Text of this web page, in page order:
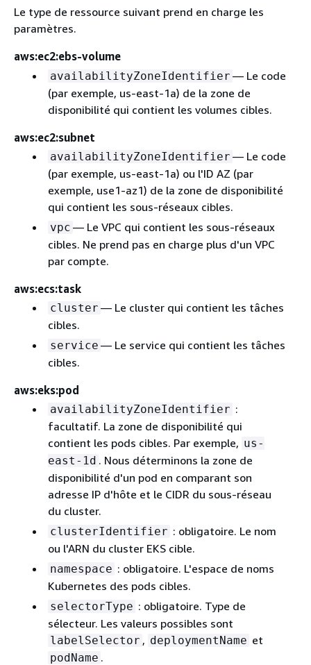
Le type de ressource suivant prend en charge les
paramètres.
aws:ec2:ebs-volume
availabilityZoneIdentifier — Le code
(par exemple, us-east-1a) de la zone de
disponibilité qui contient les volumes cibles.
aws:ec2:subnet
availabilityZoneIdentifier — Le code
(par exemple, us-east-1a) ou l'ID AZ (par
exemple, use1-az1) de la zone de disponibilité
qui contient les sous-réseaux cibles.
vpc — Le VPC qui contient les sous-réseaux
cibles. Ne prend pas en charge plus d'un VPC
par compte.
aws:ecs:task
cluster — Le cluster qui contient les tâches
cibles.
service — Le service qui contient les tâches
cibles.
aws:eks:pod
availabilityZoneIdentifier :
facultatif. La zone de disponibilité qui
contient les pods cibles. Par exemple, us-
east-1d . Nous déterminons la zone de
disponibilité d'un pod en comparant son
adresse IP d'hôte et le CIDR du sous-réseau
du cluster.
clusterIdentifier : obligatoire. Le nom
ou l'ARN du cluster EKS cible.
namespace : obligatoire. L'espace de noms
Kubernetes des pods cibles.
selectorType : obligatoire. Type de
sélecteur. Les valeurs possibles sont
labelSelector , deploymentName et
podName .